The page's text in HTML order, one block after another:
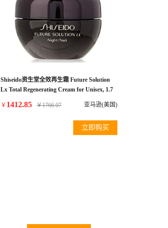
Shiseido资生堂全效再生霜 Future Solution
Lx Total Regenerating Cream for Unisex, 1.7
￥ 1412.85 ￥1766.07 亚马逊(美国)
立即购买